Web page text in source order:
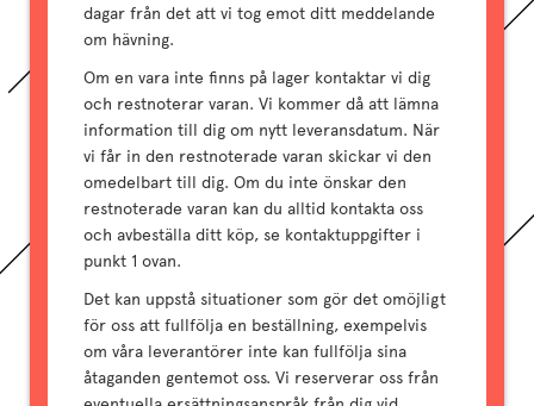
dagar från det att vi tog emot ditt meddelande
om hävning.
Om en vara inte finns på lager kontaktar vi dig
och restnoterar varan. Vi kommer då att lämna
information till dig om nytt leveransdatum. När
vi får in den restnoterade varan skickar vi den
omedelbart till dig. Om du inte önskar den
restnoterade varan kan du alltid kontakta oss
och avbeställa ditt köp, se kontaktuppgifter i
punkt 1 ovan.
Det kan uppstå situationer som gör det omöjligt
för oss att fullfölja en beställning, exempelvis
om våra leverantörer inte kan fullfölja sina
åtaganden gentemot oss. Vi reserverar oss från